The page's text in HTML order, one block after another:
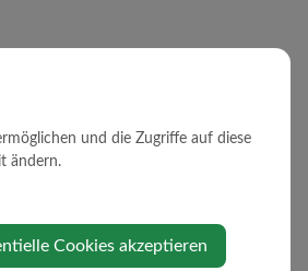
und die Zugriffe auf diese
ändern.
Cookies akzeptieren